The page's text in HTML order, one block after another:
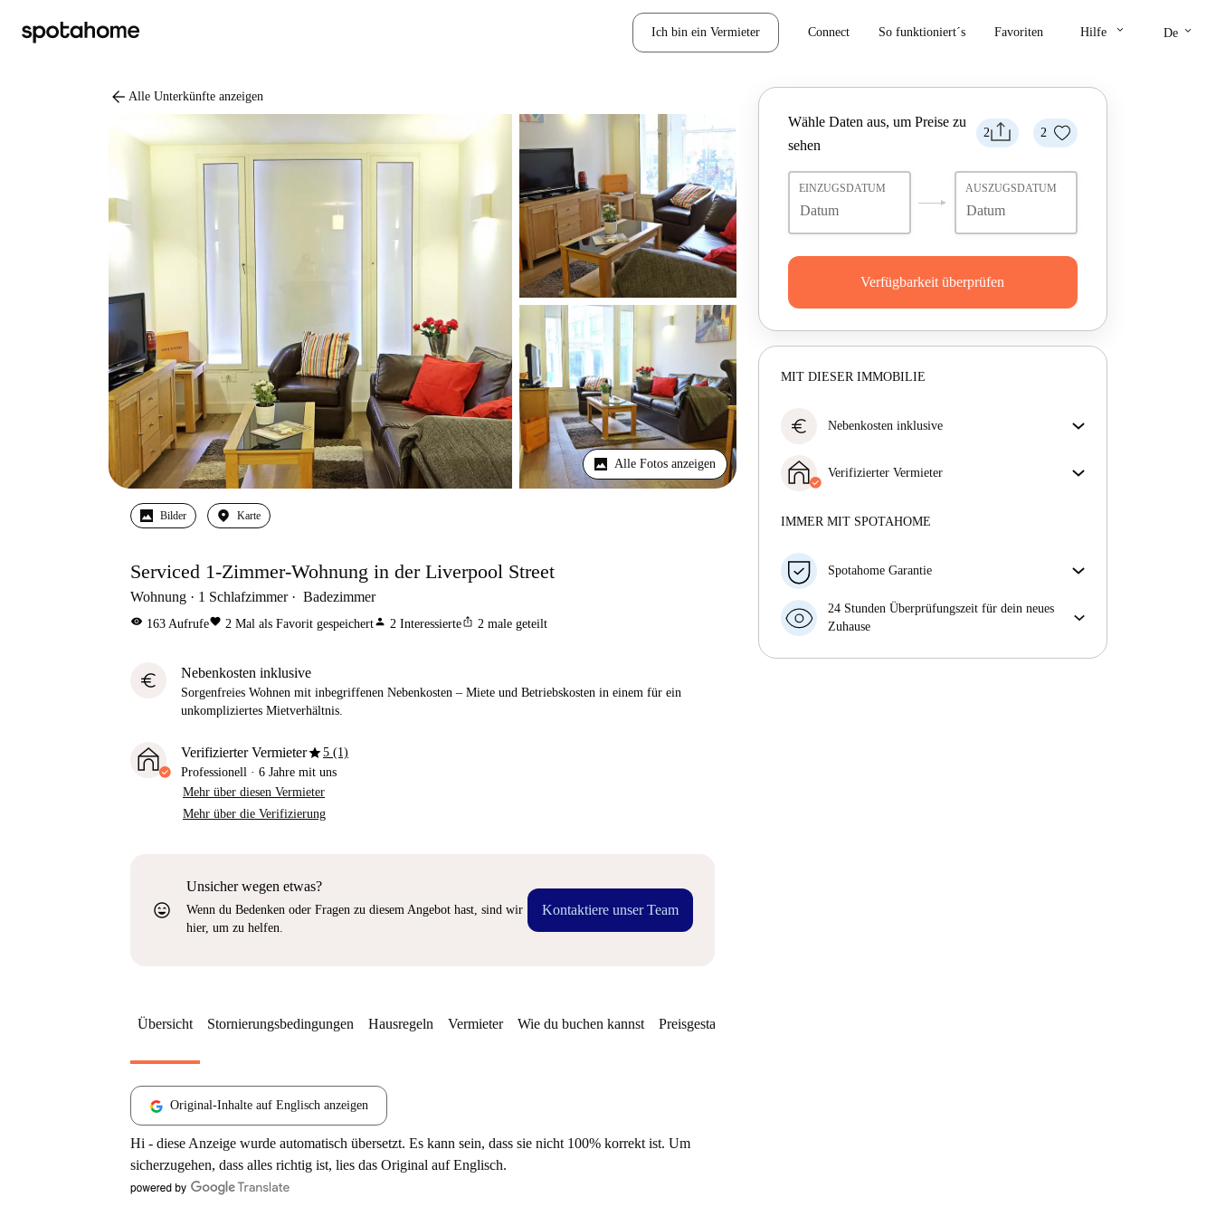
Ich bin ein Vermieter Connect So funktioniert´s Favoriten Hilfe keyboard_arrow_down De keyboard_arrow_down
arrow_back Alle Unterkünfte anzeigen
Alle Fotos anzeigen
Bilder Karte
Serviced 1-Zimmer-Wohnung in der Liverpool Street
Wohnung 1 Schlafzimmer Badezimmer
visibility 163 Aufrufefavorite 2 Mal als Favorit gespeichertperson 2 Interessierteios_share 2 male geteilt
euro Nebenkosten inklusive
Sorgenfreies Wohnen mit inbegriffenen Nebenkosten – Miete und Betriebskosten in einem für ein
unkompliziertes Mietverhältnis.
Verifizierter Vermieterstar5 (1)
Professionell · 6 Jahre mit uns
Mehr über diesen Vermieter
Mehr über die Verifizierung
sentiment_very_satisfied
Unsicher wegen etwas?
Wenn du Bedenken oder Fragen zu diesem Angebot hast, sind wir
hier, um zu helfen.
Kontaktiere unser Team
2 2
Wähle Daten aus, um Preise zu
sehen
EINZUGSDATUM AUSZUGSDATUM
Verfügbarkeit überprüfen
MIT DIESER IMMOBILIE
euro Nebenkosten inklusive
– Miete und Betriebskosten in einem für ein
unkompliziertes Mietverhältnis.
Verifizierter Vermieter
Mehr über diesen Vermieter
IMMER MIT SPOTAHOME
Spotahome Garantie
Falls der Vermieter deine Buchung kurzfristig
storniert, werden wir dir entweder A) ein Hotel
finden oder B) den gezahlten Betrag vollständig
24 Stunden Überprüfungszeit für dein neues
Zuhause
Übersicht Stornierungsbedingungen Hausregeln Vermieter Wie du buchen kannst Preisgestaltung
Original-Inhalte auf Englisch anzeigen
Hi - diese Anzeige wurde automatisch übersetzt. Es kann sein, dass sie nicht 100% korrekt ist. Um
sicherzugehen, dass alles richtig ist, lies das Original auf Englisch.